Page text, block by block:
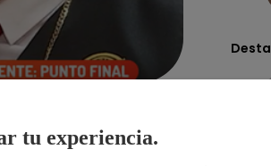
tu experiencia.